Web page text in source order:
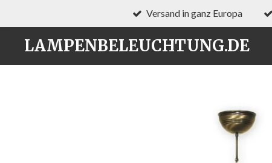
Hauptinhalt
springen
Versand in ganz Europa
LAMPENBELEUCHTUNG.DE